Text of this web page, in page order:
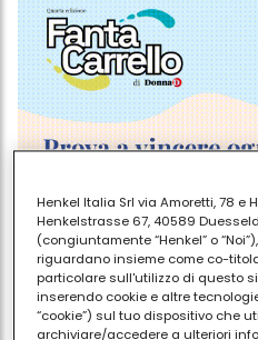
Perpulire la piastra
multiuso sgrassante, ma
Henkel Italia Srl via Amoretti, 78 e
Henkelstrasse 67, 40589
(congiuntamente “Henkel” o
riguardano insieme come co-
particolare sull'utilizzo di questo
inserendo cookie e altre
“cookie”) sul tuo dispositivo che
archiviare/accedere a ulteriori